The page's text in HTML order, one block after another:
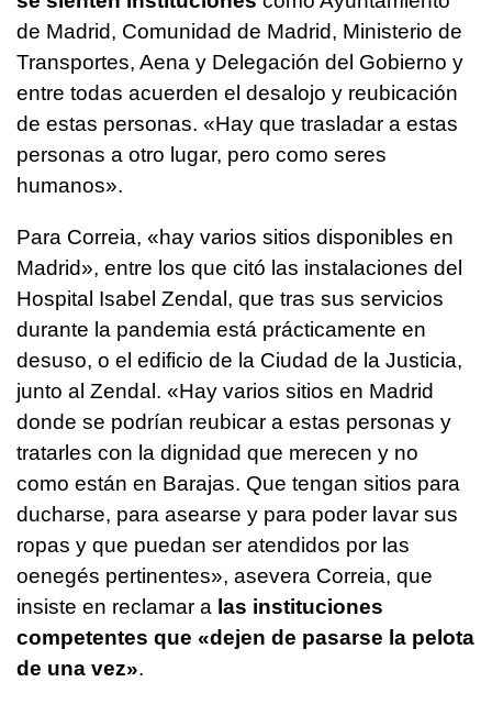
de Madrid, Comunidad de Madrid, Ministerio de
Transportes, Aena y Delegación del Gobierno y
entre todas acuerden el desalojo y reubicación
de estas personas. «Hay que trasladar a estas
personas a otro lugar, pero como seres
humanos».
Para Correia, «hay varios sitios disponibles en
Madrid», entre los que citó las instalaciones del
Hospital Isabel Zendal, que tras sus servicios
durante la pandemia está prácticamente en
desuso, o el edificio de la Ciudad de la Justicia,
junto al Zendal. «Hay varios sitios en Madrid
donde se podrían reubicar a estas personas y
tratarles con la dignidad que merecen y no
como están en Barajas. Que tengan sitios para
ducharse, para asearse y para poder lavar sus
ropas y que puedan ser atendidos por las
oenegés pertinentes», asevera Correia, que
insiste en reclamar a las instituciones
competentes que «dejen de pasarse la pelota
de una vez».